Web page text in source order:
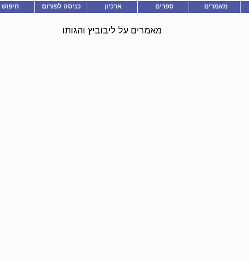
מאמרים על ליבוביץ והגותו
חיפוש כניסה לפורום ארכיון ספרים מאמרים